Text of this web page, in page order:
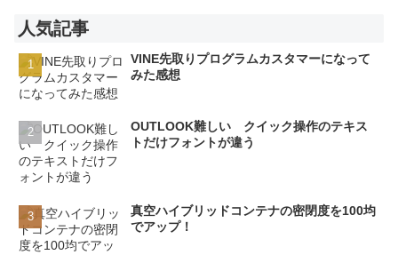
人気記事
VINE先取りプログラムカスタマーになって
みた感想
OUTLOOK難しい クイック操作のテキス
トだけフォントが違う
真空ハイブリッドコンテナの密閉度を100均
でアップ！